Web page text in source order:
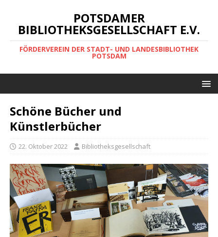
POTSDAMER
BIBLIOTHEKSGESELLSCHAFT E.V.
FÖRDERVEREIN DER STADT- UND LANDESBIBLIOTHEK
POTSDAM
Schöne Bücher und
Künstlerbücher
22. Oktober 2022 Bibliotheksgesellschaft